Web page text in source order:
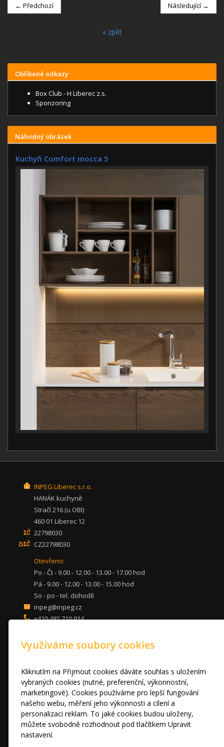
← Předchozí Následující →
« zpět
Oblíbené odkazy
Box Club - H Liberec z.s.
Sponzoring
Náhodný obrázek
Kuchyň Comfort mocca 5
INPEG Liberec s.r.o.
HANÁK kuchyně
Stračí 216 (u OBI)
460 01 Liberec 12
22798030
CZ22798030
Otevřeno:
Po - Čt - 9.00 - 12.00 - 13.00 - 17.00 hod
Pá - 9.00 - 12.00 - 13.00 - 15.00 hod
So - po - tel. dohodě
inpeg@inpeg.cz
+420 482 710 914
KUCHYNĚ
DVEŘE A STOLY
OBÝVACÍ POKOJE
AKCE
FOTOGALERIE
VÝPRODEJ VZORKŮ
RADY A TIPY
KONTAKT
Využíváme soubory cookies
Kliknutím na Přijmout cookies dáváte souhlas s uložením
vybraných cookies (nutné, preferenční, výkonnostní,
marketingové). Cookies používáme pro lepší fungování
našeho webu, měření jeho výkonnosti a cílení a
personalizaci reklam. To jaké cookies budou uloženy,
můžete svobodně rozhodnout pod tlačítkem Upravit
nastavení.